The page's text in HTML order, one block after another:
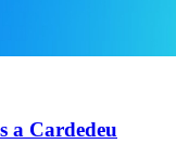
a Cardedeu